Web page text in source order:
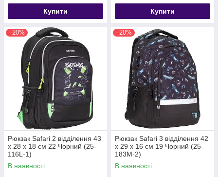
Купити Купити
–20%
Рюкзак Safari 2 відділення 43
х 28 х 18 см 22 Чорний (25-
116L-1)
В наявності
–20%
Рюкзак Safari 3 відділення 42
x 29 x 16 см 19 Чорний (25-
183M-2)
В наявності